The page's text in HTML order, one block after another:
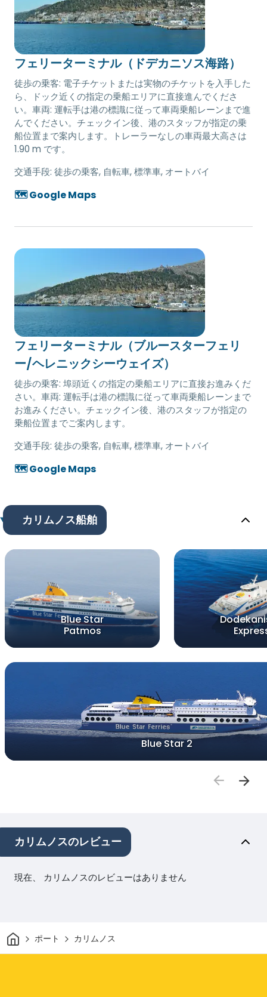
フェリーターミナル（ドデカニソス海路）
徒歩の乗客: 電子チケットまたは実物のチケットを入手した
ら、ドック近くの指定の乗船エリアに直接進んでくださ
い。車両: 運転手は港の標識に従って車両乗船レーンまで進
んでください。チェックイン後、港のスタッフが指定の乗
船位置まで案内します。トレーラーなしの車両最大高さは
1.90 m です。
交通手段: 徒歩の乗客, 自転車, 標準車, オートバイ
🗺️ Google Maps
フェリーターミナル（ブルースターフェリ
ー/ヘレニックシーウェイズ）
徒歩の乗客: 埠頭近くの指定の乗船エリアに直接お進みくだ
さい。車両: 運転手は港の標識に従って車両乗船レーンまで
お進みください。チェックイン後、港のスタッフが指定の
乗船位置までご案内します。
交通手段: 徒歩の乗客, 自転車, 標準車, オートバイ
🗺️ Google Maps
カリムノス船舶
Blue Star
Patmos
Blue Star 2
カリムノスのレビュー
現在、 カリムノスのレビューはありません
家 ポート カリムノス